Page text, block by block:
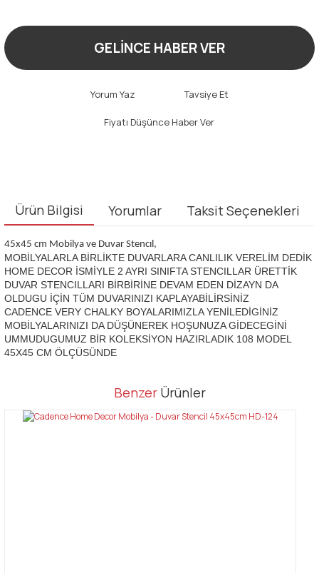
GELİNCE HABER VER
Yorum Yaz Tavsiye Et
Fiyatı Düşünce Haber Ver
Ürün Bilgisi Yorumlar Taksit Seçenekleri
45x45 cm Mobilya ve Duvar Stencıl,
MOBİLYALARLA BİRLİKTE DUVARLARA CANLILIK VERELİM DEDİK
HOME DECOR İSMİYLE 2 AYRI SINIFTA STENCILLAR ÜRETTİK
DUVAR STENCILLARI BİRBİRİNE DEVAM EDEN DİZAYN DA
OLDUGU İÇİN TÜM DUVARINIZI KAPLAYABİLİRSİNİZ
CADENCE VERY CHALKY BOYALARIMIZLA YENİLEDİGİNİZ
MOBİLYALARINIZI DA DÜŞÜNEREK HOŞUNUZA GİDECEGİNİ
UMMUDUGUMUZ BİR KOLEKSİYON HAZIRLADIK 108 MODEL
45X45 CM ÖLÇÜSÜNDE
Bu ürüne ilk yorumu siz yapın!
Bu ürünün fiyat bilgisi, resim, ürün açıklamalarında ve diğer
tarafımıza iletebilirsiniz.
Benzer Ürünler